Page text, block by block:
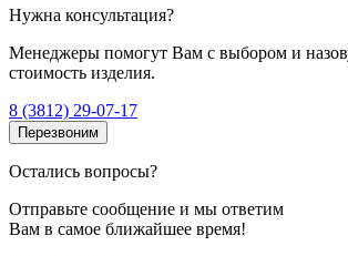
Нужна консультация?
Менеджеры помогут Вам с выбором и
стоимость изделия.
8 (3812) 29-07-17
Перезвоним
Остались вопросы?
Отправьте сообщение и мы ответим
Вам в самое ближайшее время!